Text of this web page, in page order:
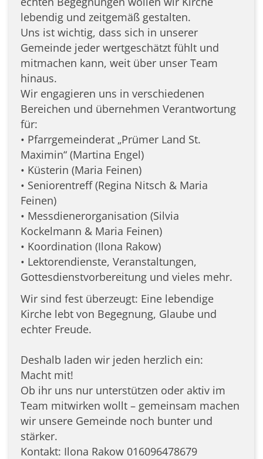
lebendig und zeitgemäß gestalten.
Uns ist wichtig, dass sich in unserer
Gemeinde jeder wertgeschätzt fühlt und
mitmachen kann, weit über unser Team
hinaus.
Wir engagieren uns in verschiedenen
Bereichen und übernehmen Verantwortung
für:
•⁠ ⁠Pfarrgemeinderat „Prümer Land St.
Maximin“ (Martina Engel)
•⁠ ⁠⁠Küsterin (Maria Feinen)
•⁠ ⁠Seniorentreff (Regina Nitsch & Maria
Feinen)
•⁠ ⁠Messdienerorganisation (Silvia
Kockelmann & Maria Feinen)
•⁠ ⁠Koordination (Ilona Rakow)
•⁠ ⁠Lektorendienste, Veranstaltungen,
Gottesdienstvorbereitung und vieles mehr.
Wir sind fest überzeugt: Eine lebendige
Kirche lebt von Begegnung, Glaube und
echter Freude.
Deshalb laden wir jeden herzlich ein:
Macht mit!
Ob ihr uns nur unterstützen oder aktiv im
Team mitwirken wollt – gemeinsam machen
wir unsere Gemeinde noch bunter und
stärker.
Kontakt: Ilona Rakow 016096478679